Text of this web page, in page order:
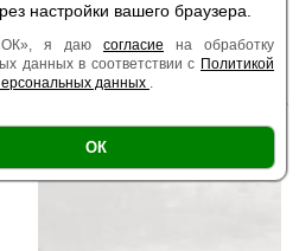
настройки вашего браузера.
я даю согласие на обработку
данных в соответствии с Политикой
данных .
ОК
| Поверхность |